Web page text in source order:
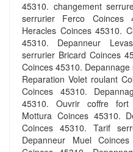
45310. changement
serrurier Ferco Coinces
Heracles Coinces 45310.
45310. Depanneur
serrurier Bricard Coinces
Coinces 45310.
Reparation Volet roulant
Coinces 45310.
45310. Ouvrir coffre fort
Mottura Coinces 45310.
Coinces 45310. Tarif
Depanneur Muel